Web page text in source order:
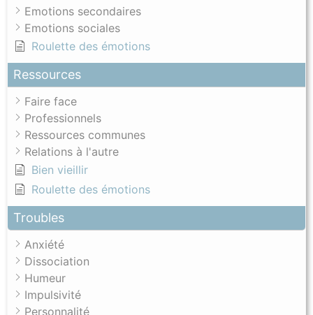
Emotions secondaires
Emotions sociales
Roulette des émotions
Ressources
Faire face
Professionnels
Ressources communes
Relations à l'autre
Bien vieillir
Roulette des émotions
Troubles
Anxiété
Dissociation
Humeur
Impulsivité
Personnalité